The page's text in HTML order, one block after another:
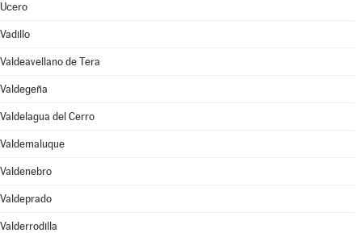
Ucero
Vadillo
Valdeavellano de Tera
Valdegeña
Valdelagua del Cerro
Valdemaluque
Valdenebro
Valdeprado
Valderrodilla